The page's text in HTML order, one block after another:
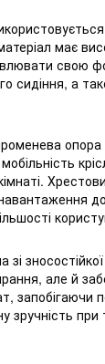
має
свою
сидіння, а
але й
запобігаючи
зручність при